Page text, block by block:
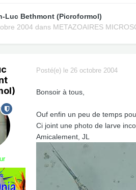
Luc Bethmont (Picroformol)
2004 dans METAZOAIRES
Posté(e) le 26 octobre 2004
Bonsoir à tous,
Ouf enfin un peu de temps
Ci joint une photo de larve
Amicalement, JL